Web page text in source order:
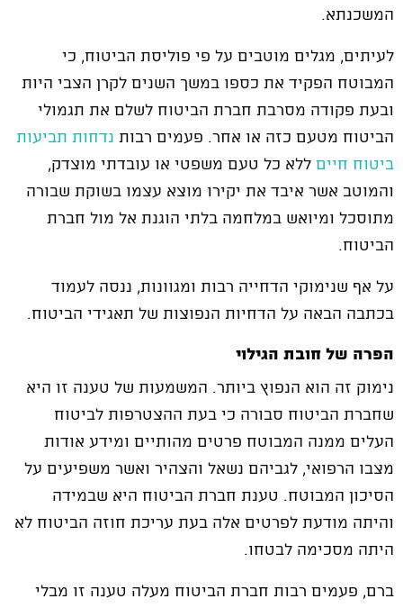
המשכנתא.
לעיתים, מגלים מוטבים על פי פוליסת הביטוח, כי
המבוטח הפקיד את כספו במשך השנים לקרן הצבי היות
ובעת פקודה מסרבת חברת הביטוח לשלם את תגמולי
הביטוח מטעם כזה או אחר. פעמים רבות נדחות תביעות
ביטוח חיים ללא כל טעם משפטי או עובדתי מוצדק,
והמוטב אשר איבד את יקירו מוצא עצמו בשוקת שבורה
מתוסכל ומיואש במלחמה בלתי הוגנת אל מול חברת
הביטוח.
על אף שנימוקי הדחייה רבות ומגוונות, ננסה לעמוד
בכתבה הבאה על הדחיות הנפוצות של תאגידי הביטוח.
הפרה של חובת הגילוי
נימוק זה הוא הנפוץ ביותר. המשמעות של טענה זו היא
שחברת הביטוח סבורה כי בעת ההצטרפות לביטוח
העלים ממנה המבוטח פרטים מהותיים ומידע אודות
מצבו הרפואי, לגביהם נשאל והצהיר ואשר משפיעים על
הסיכון המבוטח. טענת חברת הביטוח היא שבמידה
והיתה מודעת לפרטים אלה בעת עריכת חוזה הביטוח לא
היתה מסכימה לבטחו.
ברם, פעמים רבות חברת הביטוח מעלה טענה זו מבלי